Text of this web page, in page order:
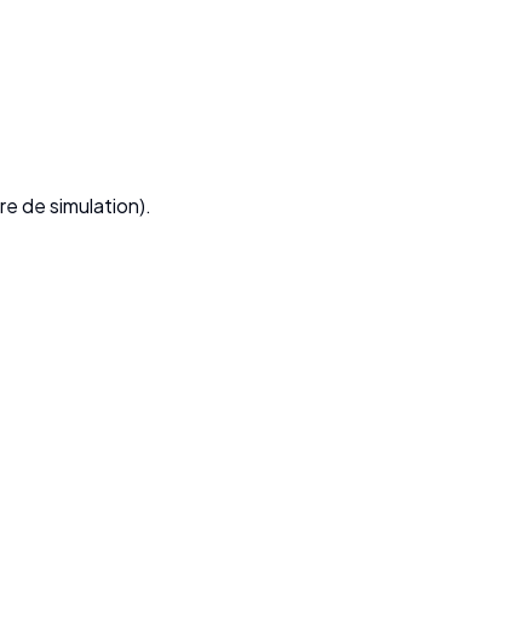
de simulation).